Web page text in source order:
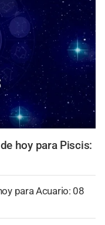
hoy para Piscis:
para Acuario: 08